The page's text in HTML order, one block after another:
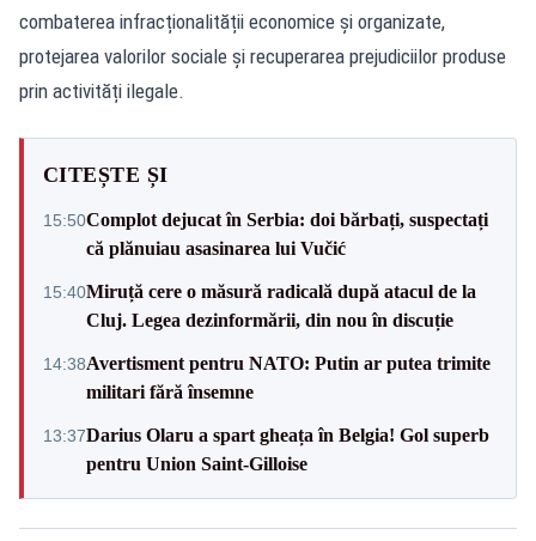
combaterea infracționalității economice și organizate,
protejarea valorilor sociale și recuperarea prejudiciilor produse
prin activități ilegale.
CITEȘTE ȘI
15:50Complot dejucat în Serbia: doi bărbați, suspectați
că plănuiau asasinarea lui Vučić
15:40Miruță cere o măsură radicală după atacul de la
Cluj. Legea dezinformării, din nou în discuție
14:38Avertisment pentru NATO: Putin ar putea trimite
militari fără însemne
13:37Darius Olaru a spart gheața în Belgia! Gol superb
pentru Union Saint-Gilloise